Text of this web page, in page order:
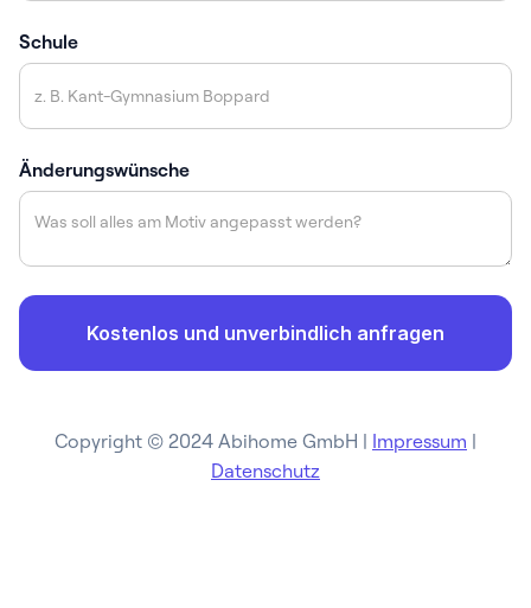
Schule
Änderungswünsche
Copyright © 2024 Abihome GmbH | Impressum |
Datenschutz